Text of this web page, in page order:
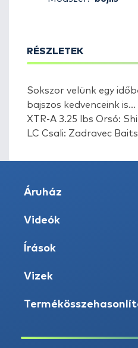
RÉSZLETEK
Sokszor velünk egy
bajszos kedvenceink
XTR-A 3.25 lbs Orsó:
LC Csali: Zadravec
Áruház
Videók
Írások
Vizek